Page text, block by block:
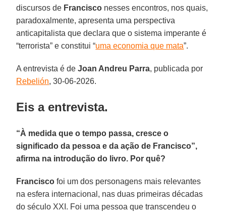
discursos de Francisco nesses encontros, nos quais,
paradoxalmente, apresenta uma perspectiva
anticapitalista que declara que o sistema imperante é
“terrorista” e constitui “uma economia que mata”.
A entrevista é deJoan Andreu Parra, publicada por
Rebelión, 30-06-2026.
Eis a entrevista.
“À medida que o tempo passa, cresce o
significado da pessoa e da ação de Francisco”,
afirma na introdução do livro. Por quê?
Francisco foi um dos personagens mais relevantes
na esfera internacional, nas duas primeiras décadas
do século XXI. Foi uma pessoa que transcendeu o